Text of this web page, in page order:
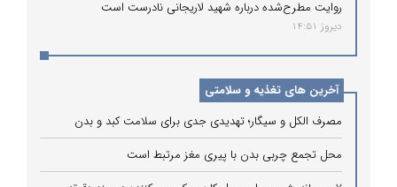
روایت مطرح‌شده درباره شهید لاریجانی نادرست است
دیروز 14:51
آخرین های تغذیه و سلامتی
مصرف الکل و سیگار؛ تهدیدی جدی برای سلامت کبد و بدن
محل تجمع چربی بدن با پیری مغز مرتبط است